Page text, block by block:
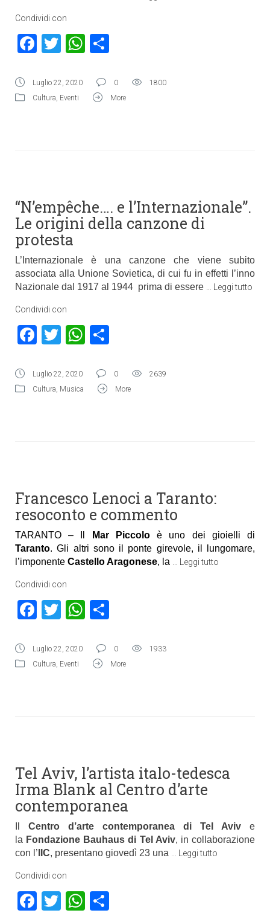
Condividi con
Facebook
TwitterWhatsApp
Luglio 22, 2020 0
1800
Cultura, Eventi More
“N’empêche…. e l’Internazionale”.
Le origini della canzone di
protesta
L’Internazionale è una canzone che viene subito
associata alla Unione Sovietica, di cui fu in effetti l’inno
Nazionale dal 1917 al 1944 prima di essere
Leggi tutto
Condividi con
Facebook
TwitterWhatsApp
Luglio 22, 2020 0
2639
Cultura, Musica More
Francesco Lenoci a Taranto:
resoconto e commento
TARANTO – Il Mar Piccoloè uno dei gioielli di
Taranto. Gli altri sono il ponte girevole, il lungomare,
l’imponente Castello Aragonese, la Leggi tutto
Condividi con
Facebook
TwitterWhatsApp
Luglio 22, 2020 0
1933
Cultura, Eventi More
Tel Aviv, l’artista italo-tedesca
Irma Blank al Centro d’arte
contemporanea
Centro d’arte contemporanea di Tel Aviv e
la Fondazione Bauhaus di Tel Aviv, in collaborazione
con l’ IIC, presentano giovedì 23 una Leggi tutto
Condividi con
Facebook
TwitterWhatsApp